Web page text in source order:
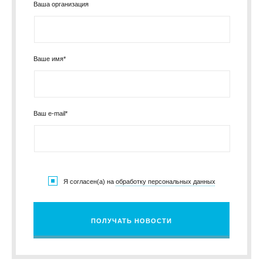
Ваша организация
Ваше имя*
Ваш e-mail*
Я согласен(а) на обработку персональных данных
ПОЛУЧАТЬ НОВОСТИ